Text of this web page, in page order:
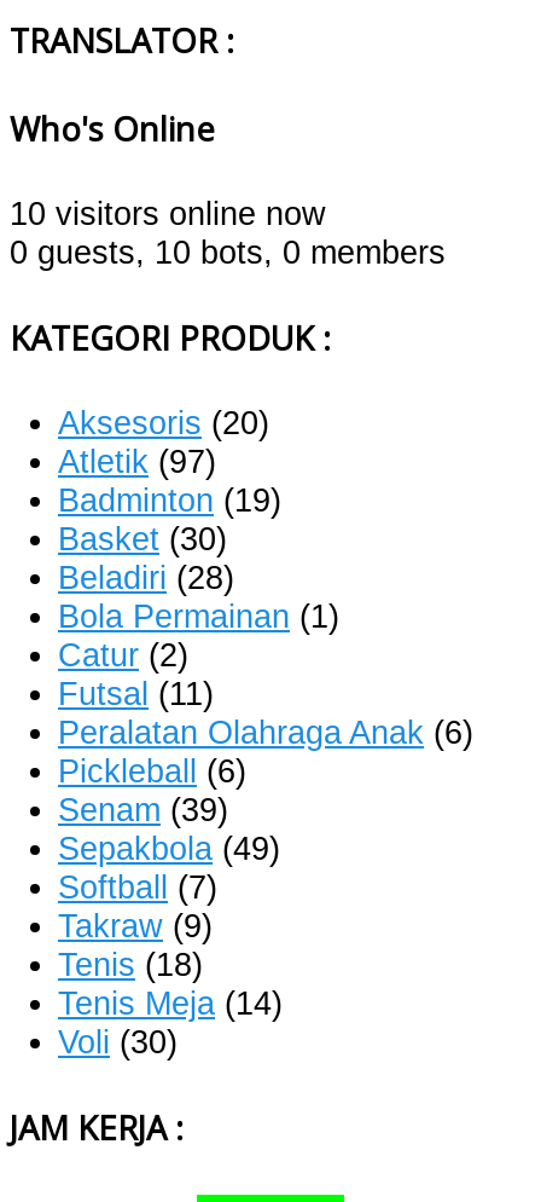
TRANSLATOR :
Who's Online
10 visitors online now
0 guests, 10 bots, 0 members
KATEGORI PRODUK :
Aksesoris (20)
Atletik (97)
Badminton (19)
Basket (30)
Beladiri (28)
Bola Permainan (1)
Catur (2)
Futsal (11)
Peralatan Olahraga Anak (6)
Pickleball (6)
Senam (39)
Sepakbola (49)
Softball (7)
Takraw (9)
Tenis (18)
Tenis Meja (14)
Voli (30)
JAM KERJA :